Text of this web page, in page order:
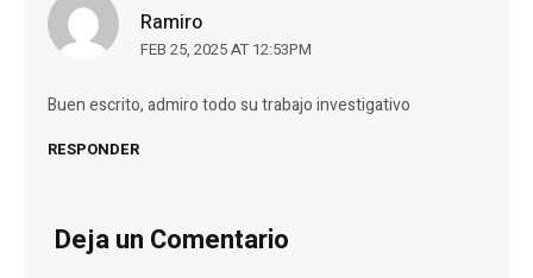
Ramiro
FEB 25, 2025 AT 12:53PM
Buen escrito, admiro todo su trabajo investigativo
RESPONDER
Deja un Comentario